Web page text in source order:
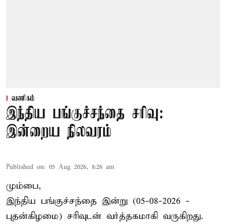
வணிகம்
இந்திய பங்குச்சந்தை சரிவு:
இன்றைய நிலவரம்
Published on: 05 Aug 2026, 8:26 am
மும்பை,
இந்திய பங்குச்சந்தை இன்று (05-08-2026 -
புதன்கிழமை) சரிவுடன் வர்த்தகமாகி வருகிறது.